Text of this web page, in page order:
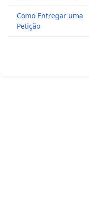
Como Entregar uma
Petição